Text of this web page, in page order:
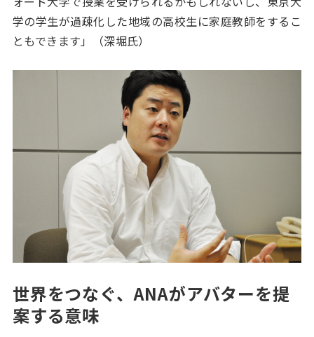
学の学生が過疎化した地域の高校生に家庭教師をするこ
ともできます」（深堀氏）
世界をつなぐ、ANAがアバターを提
案する意味